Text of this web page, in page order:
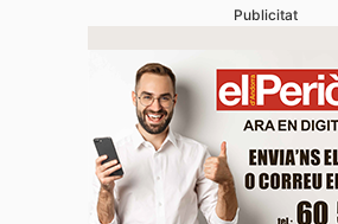
Publicitat